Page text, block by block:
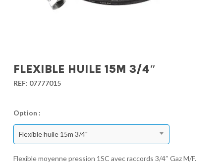
FLEXIBLE HUILE 15M 3/4″
REF: 07777015
Option :
Flexible huile 15m 3/4"
Flexible moyenne pression 1SC avec raccords 3/4″ Gaz M/F.